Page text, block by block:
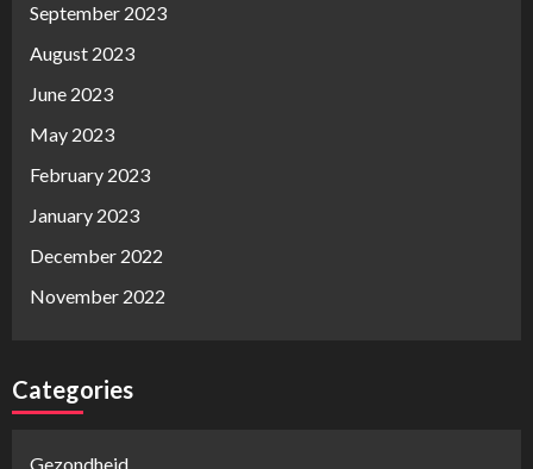
September 2023
August 2023
June 2023
May 2023
February 2023
January 2023
December 2022
November 2022
Categories
Gezondheid